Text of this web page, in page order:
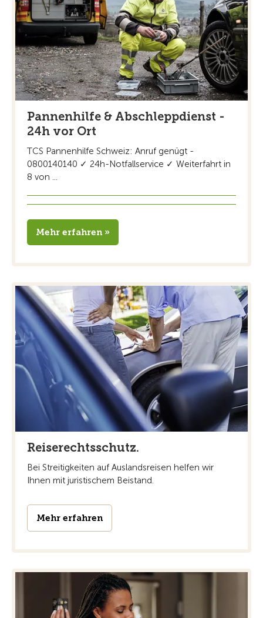
Pannenhilfe & Abschleppdienst -
24h vor Ort
TCS Pannenhilfe Schweiz: Anruf genügt -
0800140140 ✓ 24h-Notfallservice ✓ Weiterfahrt in
8 von ...
Mehr erfahren »
Reiserechtsschutz.
Bei Streitigkeiten auf Auslandsreisen helfen wir
Ihnen mit juristischem Beistand.
Mehr erfahren